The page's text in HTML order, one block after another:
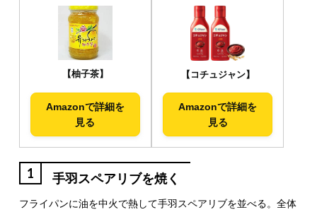
【柚子茶】
Amazonで詳細を
見る
【コチュジャン】
Amazonで詳細を
見る
1 手羽スペアリブを焼く
フライパンに油を中火で熱して手羽スペアリブを並べる。全体